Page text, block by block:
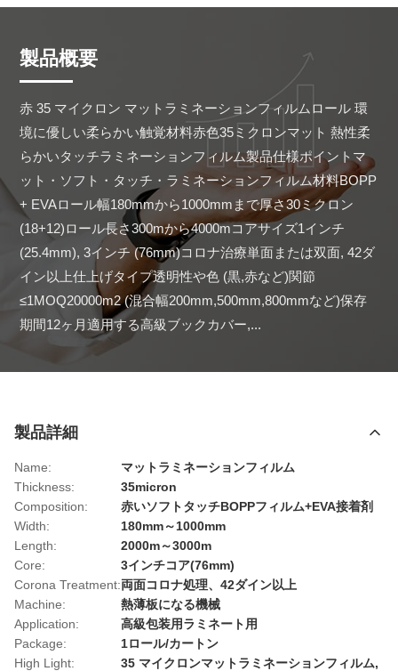
製品概要
赤 35 マイクロン マットラミネーションフィルムロール 環
境に優しい柔らかい触覚材料赤色35ミクロンマット 熱性柔
らかいタッチラミネーションフィルム製品仕様ポイントマ
ット・ソフト・タッチ・ラミネーションフィルム材料BOPP
+ EVAロール幅180mmから1000mmまで厚さ30ミクロン
(18+12)ロール長さ300mから4000mコアサイズ1インチ
(25.4mm), 3インチ (76mm)コロナ治療単面または双面, 42ダ
イン以上仕上げタイプ透明性や色 (黒,赤など)関節
≤1MOQ20000m2 (混合幅200mm,500mm,800mmなど)保存
期間12ヶ月適用する高級ブックカバー,...
製品詳細
Name:
マットラミネーションフィルム
Thickness:
35micron
Composition:
赤いソフトタッチBOPPフィルム+EVA接着剤
Width:
180mm～1000mm
Length:
2000m～3000m
Core:
3インチコア(76mm)
Corona Treatment:両面コロナ処理、42ダイン以上
Machine:
熱薄板になる機械
Application:
高級包装用ラミネート用
Package:
1ロール/カートン
High Light:
35 マイクロンマットラミネーションフィルム,